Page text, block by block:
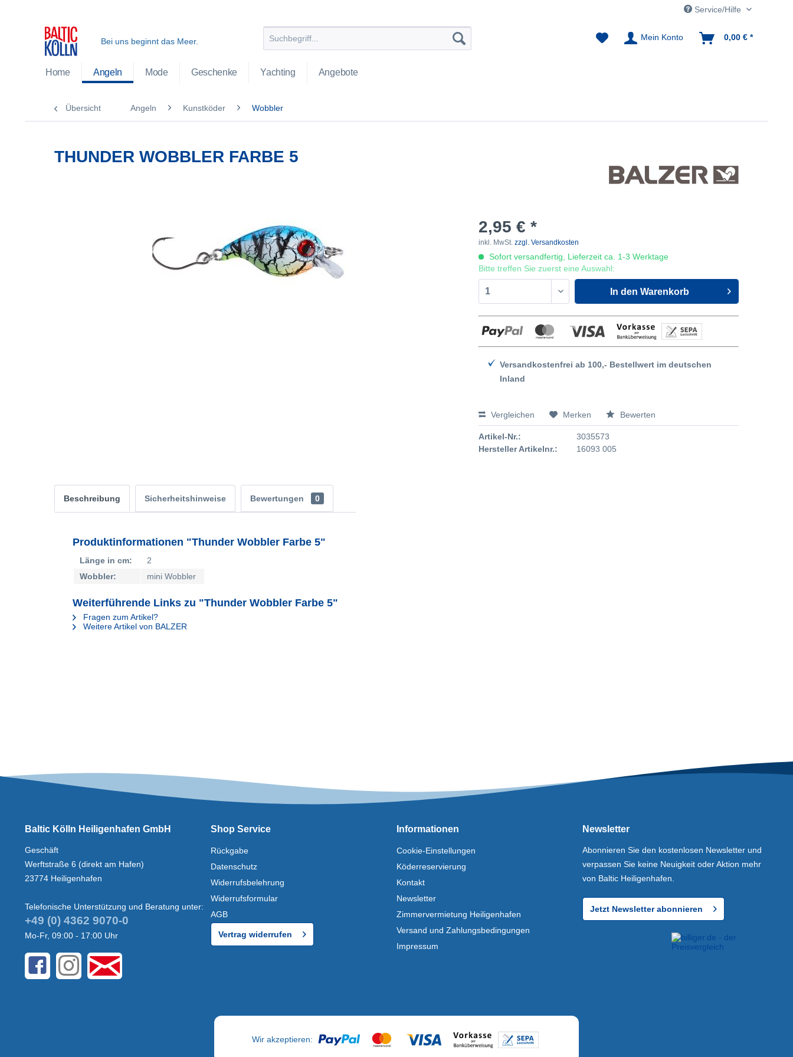
Service/Hilfe
Bei uns beginnt das Meer. Mein Konto 0,00 € *
Home Angeln Mode Geschenke Yachting Angebote
Übersicht Angeln Kunstköder Wobbler
THUNDER WOBBLER FARBE 5
2,95 € *
inkl. MwSt.zzgl. Versandkosten
Sofort versandfertig, Lieferzeit ca. 1-3 Werktage
Bitte treffen Sie zuerst eine Auswahl:
In den Warenkorb
Versandkostenfrei ab 100,- Bestellwert im deutschen
Inland
Vergleichen Merken Bewerten
Artikel-Nr.:
3035573
Hersteller Artikelnr.:
16093 005
Beschreibung Sicherheitshinweise Bewertungen 0
Produktinformationen "Thunder Wobbler Farbe 5"
Länge in cm:
2
Wobbler:
mini Wobbler
Weiterführende Links zu "Thunder Wobbler Farbe 5"
Fragen zum Artikel?
Weitere Artikel von BALZER
Baltic Kölln Heiligenhafen GmbH
Geschäft
Werftstraße 6 (direkt am Hafen)
23774 Heiligenhafen
Telefonische Unterstützung und Beratung unter:
+49 (0) 4362 9070-0
Mo-Fr, 09:00 - 17:00 Uhr
Shop Service
Rückgabe
Datenschutz
Widerrufsbelehrung
Widerrufsformular
AGB
Vertrag widerrufen
Informationen
Cookie-Einstellungen
Köderreservierung
Kontakt
Newsletter
Zimmervermietung Heiligenhafen
Versand und Zahlungsbedingungen
Impressum
Newsletter
Abonnieren Sie den kostenlosen Newsletter und
verpassen Sie keine Neuigkeit oder Aktion mehr
von Baltic Heiligenhafen.
Jetzt Newsletter abonnieren